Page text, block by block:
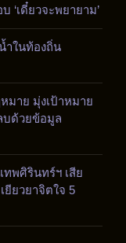
‘เดี๋ยวจะพยายาม’
ำในท้องถิ่น
มาย มุ่งเป้าหมาย
บด้วยข้อมูล
ทพศิรินทร์ฯ เสีย
ยียวยาจิตใจ 5